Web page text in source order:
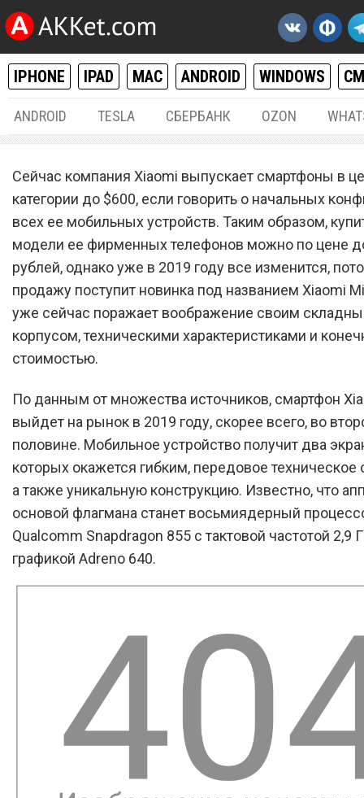
IPHONE IPAD MAC ANDROID WINDOWS
ANDROID TESLA СБЕРБАНК OZON
Складной Xiaomi Mi Flex
поражает воображение:
характеристики и цена
Сейчас компания Xiaomi выпускает смартфоны в
категории до $600, если говорить о начальных
всех ее мобильных устройств. Таким образом,
модели ее фирменных телефонов можно по цене
рублей, однако уже в 2019 году все изменится,
продажу поступит новинка под названием Xiaomi
уже сейчас поражает воображение своим
корпусом, техническими характеристиками и
стоимостью.
По данным от множества источников, смартфон
выйдет на рынок в 2019 году, скорее всего, во
половине. Мобильное устройство получит два
которых окажется гибким, передовое техническое
а также уникальную конструкцию. Известно, что
основой флагмана станет восьмиядерный
Qualcomm Snapdragon 855 с тактовой частотой 2,9
графикой Adreno 640.